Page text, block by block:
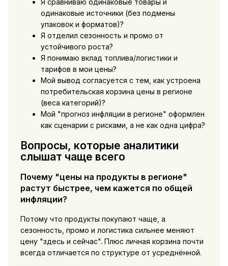
Я сравниваю одинаковые товары и
одинаковые источники (без подмены
упаковок и форматов)?
Я отделил сезонность и промо от
устойчивого роста?
Я понимаю вклад топлива/логистики и
тарифов в мои цены?
Мой вывод согласуется с тем, как устроена
потребительская корзина цены в регионе
(веса категорий)?
Мой "прогноз инфляции в регионе" оформлен
как сценарии с рисками, а не как одна цифра?
Вопросы, которые аналитики
слышат чаще всего
Почему "цены на продукты в регионе"
растут быстрее, чем кажется по общей
инфляции?
Потому что продукты покупают чаще, а
сезонность, промо и логистика сильнее меняют
цену "здесь и сейчас". Плюс личная корзина почти
всегда отличается по структуре от усреднённой.